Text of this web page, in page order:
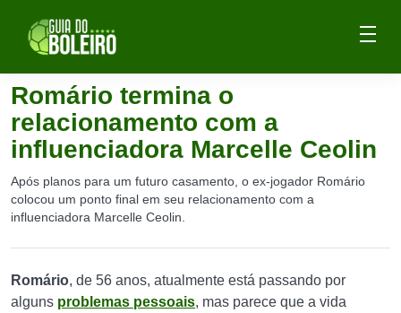
Romário termina o
relacionamento com a
influenciadora Marcelle Ceolin
Após planos para um futuro casamento, o ex-jogador Romário
colocou um ponto final em seu relacionamento com a
influenciadora Marcelle Ceolin.
Romário, de 56 anos, atualmente está passando por
alguns problemas pessoais, mas parece que a vida